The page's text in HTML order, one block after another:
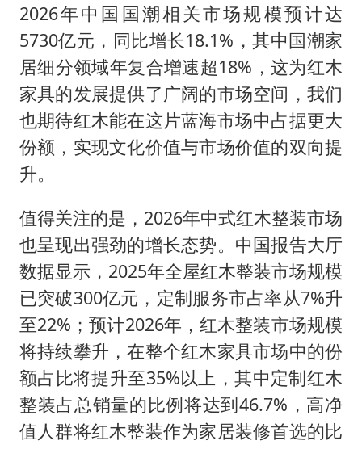
2026年中国国潮相关市场规模预计达
5730亿元，同比增长18.1%，其中国潮家
居细分领域年复合增速超18%，这为红木
家具的发展提供了广阔的市场空间，我们
也期待红木能在这片蓝海市场中占据更大
份额，实现文化价值与市场价值的双向提
升。
值得关注的是，2026年中式红木整装市场
也呈现出强劲的增长态势。中国报告大厅
数据显示，2025年全屋红木整装市场规模
已突破300亿元，定制服务市占率从7%升
至22%；预计2026年，红木整装市场规模
将持续攀升，在整个红木家具市场中的份
额占比将提升至35%以上，其中定制红木
整装占总销量的比例将达到46.7%，高净
值人群将红木整装作为家居装修首选的比